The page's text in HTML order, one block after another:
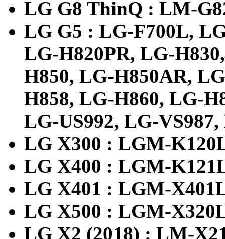
LG G8 ThinQ : LM-
LG G5 : LG-F700L,
LG-H820PR, LG-
H850, LG-H850AR,
H858, LG-H860, LG-
LG-US992, LG-VS987,
LG X300 : LGM-
LG X400 : LGM-
LG X401 : LGM-
LG X500 : LGM-
LG X2 (2018) : LM-